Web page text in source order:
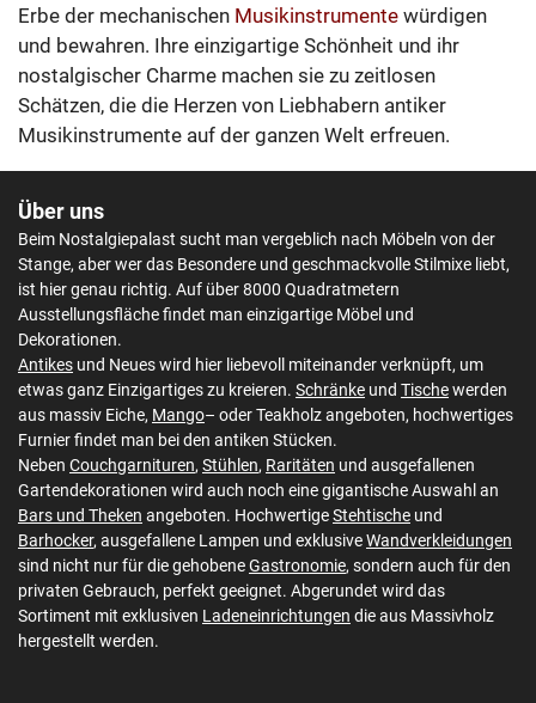
Erbe der mechanischen Musikinstrumente würdigen
und bewahren. Ihre einzigartige Schönheit und ihr
nostalgischer Charme machen sie zu zeitlosen
Schätzen, die die Herzen von Liebhabern antiker
Musikinstrumente auf der ganzen Welt erfreuen.
Über uns
Beim Nostalgiepalast sucht man vergeblich nach Möbeln von der
Stange, aber wer das Besondere und geschmackvolle Stilmixe liebt,
ist hier genau richtig. Auf über 8000 Quadratmetern
Ausstellungsfläche findet man einzigartige Möbel und
Dekorationen.
Antikes und Neues wird hier liebevoll miteinander verknüpft, um
etwas ganz Einzigartiges zu kreieren. Schränke und Tischewerden
aus massiv Eiche, Mango– oder Teakholz angeboten, hochwertiges
Furnier findet man bei den antiken Stücken.
Neben Couchgarnituren, Stühlen, Raritäten und ausgefallenen
Gartendekorationen wird auch noch eine gigantische Auswahl an
Bars und Theken angeboten. HochwertigeStehtische und
Barhocker, ausgefallene Lampen und exklusiveWandverkleidungen
sind nicht nur für die gehobeneGastronomie, sondern auch für den
privaten Gebrauch, perfekt geeignet. Abgerundet wird das
Sortiment mit exklusiven Ladeneinrichtungen die aus Massivholz
hergestellt werden.